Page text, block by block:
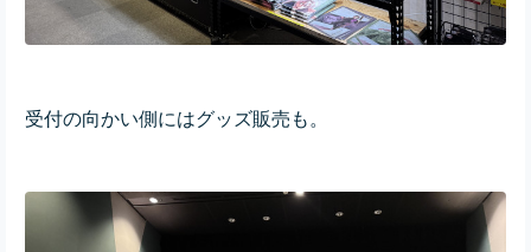
受付の向かい側にはグッズ販売も。